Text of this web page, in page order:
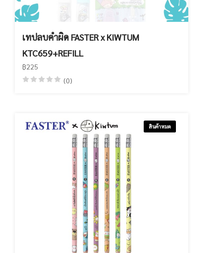
เทปลบคำผิด FASTER x KIWTUM
KTC659+REFILL
฿225
(0)
สินค้าหมด